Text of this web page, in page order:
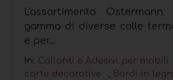
L'assortimento
gamma di diverse colle
e per...
In: Collanti e Adesivi per mobili
carte decorative
, Bordi in